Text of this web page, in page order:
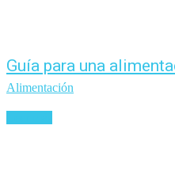
Guía para una
Alimentación